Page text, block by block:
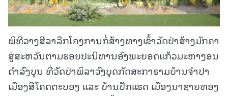
ພິທີວາງສີລາລືກໂຄງການກໍ່ສ້າງທາງເຂົ້າວັດປ່າສ້າງມັກຄາ
ສູ່ສະຫວັນຕາມຮອຍປະນິທານອົງພະຍອດແກ້ວມະຫາງອນ
ດຳລົງບຸນ ທີ່ວັດປ່າພິລາວົງບຸດກັດສະກາຣາມບ້ານຈຳປາ
ເມືອງສີໂຄດຕະບອງ ແລະ ບ້ານປັກແຮດ ເມືອງນາຊາຍທອງ